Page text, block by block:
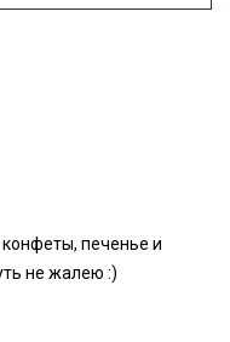
печенье и
не жалею :)